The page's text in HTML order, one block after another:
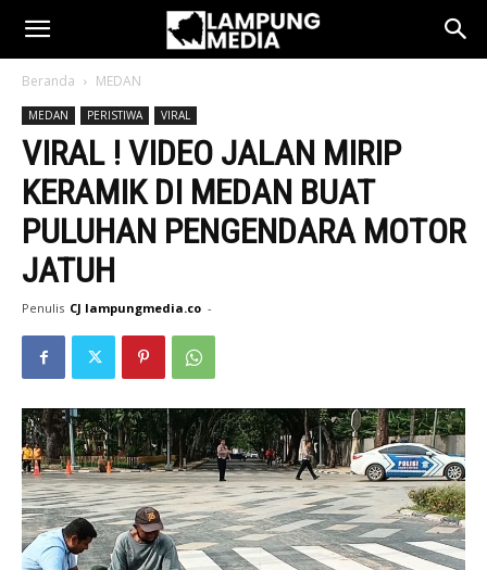
Beranda MEDAN
MEDAN PERISTIWA VIRAL
VIRAL ! VIDEO JALAN MIRIP
KERAMIK DI MEDAN BUAT
PULUHAN PENGENDARA MOTOR
JATUH
Penulis CJ lampungmedia.co -